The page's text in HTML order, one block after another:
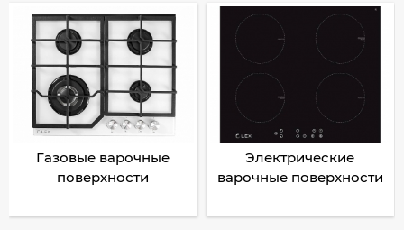
Газовые варочные
поверхности
Электрические
варочные поверхности